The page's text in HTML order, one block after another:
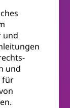
und
und
für